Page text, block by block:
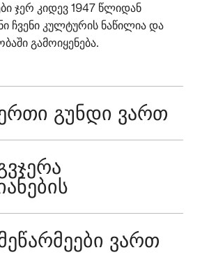
ჯერ კიდევ 1947 წლიდან
ჩვენი კულტურის ნაწილია და
გამოიყენება.
გუნდი ვართ
ვართ